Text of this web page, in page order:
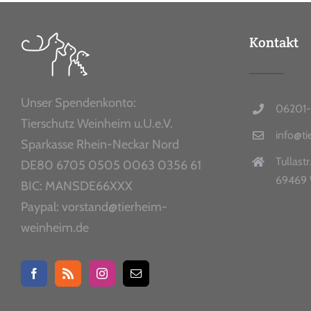
Unser Spendenkonto:
Tierschutz Weinheim u.U.e.V.
Sparkasse Rhein-Neckar Nord
DE80 6705 0505 0063 0356 61
BIC: MANSDE66XXX
Paypal: vorstand@tierheim-
weinheim.de
Kontakt
69469